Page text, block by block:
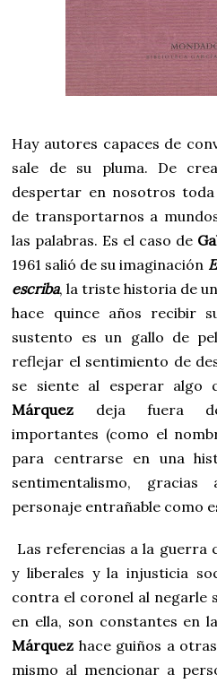
Hay autores capaces de
sale de su pluma. De
despertar en nosotros
de transportarnos a
las palabras. Es el caso de
1961 salió de su imaginación
escriba, la triste historia de
hace quince años recibir
sustento es un gallo de
reflejar el sentimiento de
se siente al esperar algo
Márquez deja fuera
importantes (como el
para centrarse en una
sentimentalismo,
personaje entrañable como
Las referencias a la guerra
y liberales y la injusticia
contra el coronel al negarle
en ella, son constantes en
Márquez hace guiños a
mismo al mencionar a